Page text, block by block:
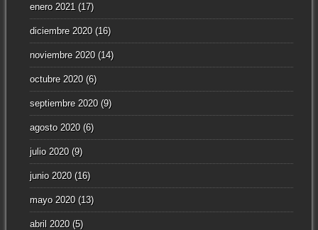
enero 2021 (17)
diciembre 2020(16)
noviembre 2020(14)
octubre 2020(6)
septiembre 2020(9)
agosto 2020(6)
julio 2020(9)
junio 2020(16)
mayo 2020(13)
abril 2020(5)